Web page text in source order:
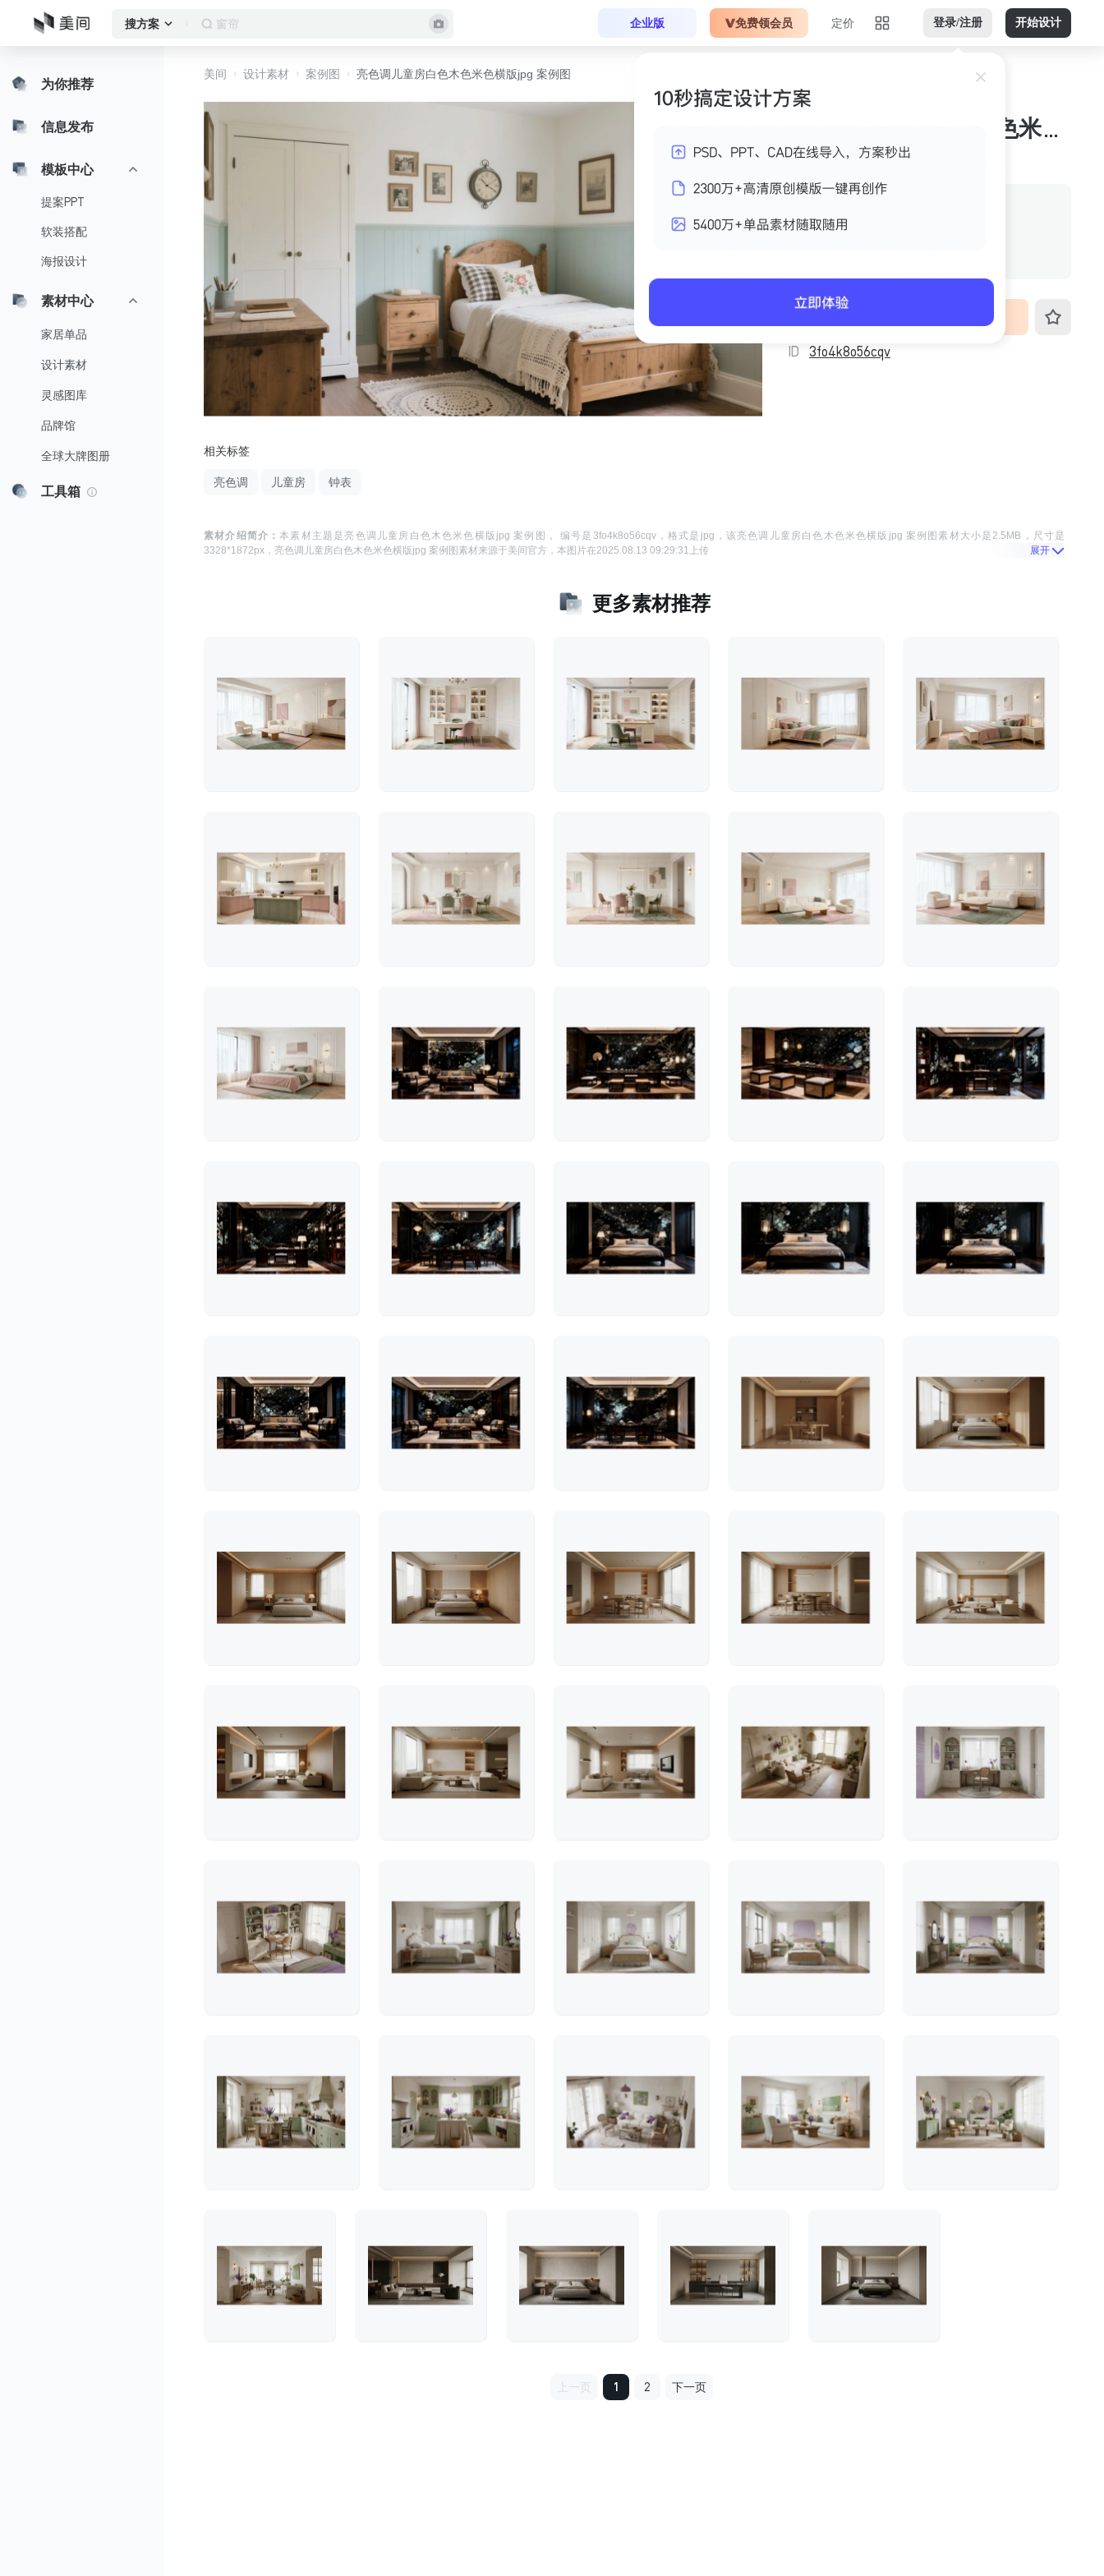
搜方案 作品集 企业版 免费领会员 定价 登录/注册 开始设计
为你推荐
信息发布
模板中心
提案PPT
软装搭配
海报设计
素材中心
家居单品
设计素材
灵感图库
品牌馆
全球大牌图册
工具箱
美间 设计素材 案例图 亮色调儿童房白色木色米色横版jpg 案例图
亮色调儿童房白色木色米色横版jpg 案例图
格式
ID 3fo4k8o56cqv
相关标签
亮色调 儿童房 钟表
素材介绍简介：本素材主题是 亮色调儿童房白色木色米色横版jpg 案例图 ， 编号是 3fo4k8o56cqv，格式是 jpg ，该 亮色调儿童房白色木色米色横版jpg 案例图素材大小是 2.5MB ，尺寸是
3328*1872px， 亮色调儿童房白色木色米色横版jpg 案例图素材来源于美间官方 ，本图片在2025.08.13 09:29:31 上传 展开
更多素材推荐
上一页 1 2 下一页